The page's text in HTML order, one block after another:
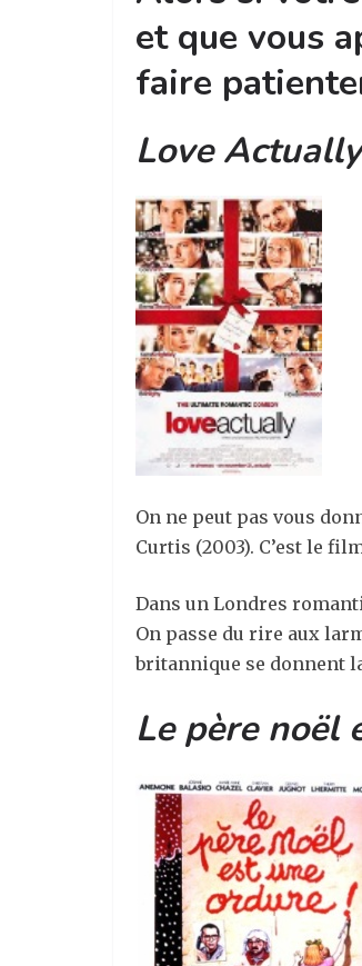
et que vous
faire
Love
On ne peut pas vous
Curtis (2003). C’est le
Dans un Londres
On passe du rire aux
britannique se donnent
Le père noël